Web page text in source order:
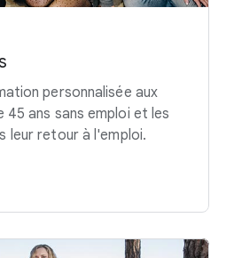
personnalisée aux
45 ans sans emploi et les
leur retour à l'emploi.